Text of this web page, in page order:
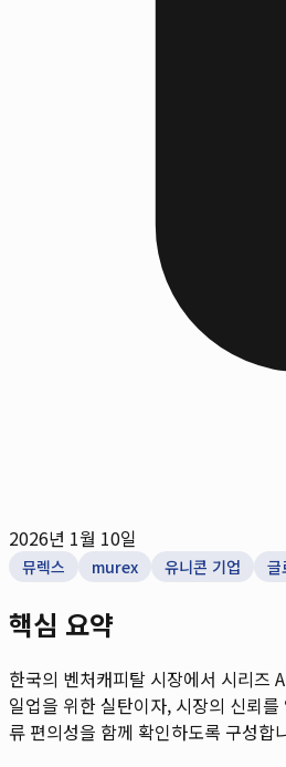
2026년 1월 10일
뮤렉스 murex 유니콘 기업 글
핵심 요약
한국의 벤처캐피탈 시장에서 시리즈
일업을 위한 실탄이자, 시장의 신뢰
류 편의성을 함께 확인하도록 구성합